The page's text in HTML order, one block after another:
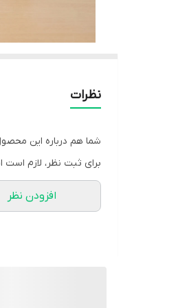
نظرات
شما هم درباره این
برای ثبت نظر، لازم است
افزودن نظر